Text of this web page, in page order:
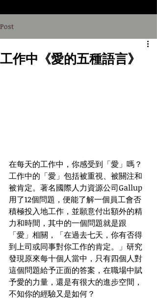
Post
工作中《愛的五種語言》
在每天的工作中，你感受到「愛」嗎？
工作中的「愛」包括被重視、被關注和
被肯定。著名國際人力資源公司Gallup
用了12個問題，便能了解一個員工會否
積極投入地工作，並願意付出額外的精
力和時間，其中的一個問題就是跟
「愛」相關，「在過去七天，你有否得
到上司或同事對你工作的肯定。」研究
發現原來每十個人當中，只有四個人對
這個問題給予正面的答案，在職場中賦
予愛的力量，還是有很大的進步空間，
不知你的經驗又是如何？